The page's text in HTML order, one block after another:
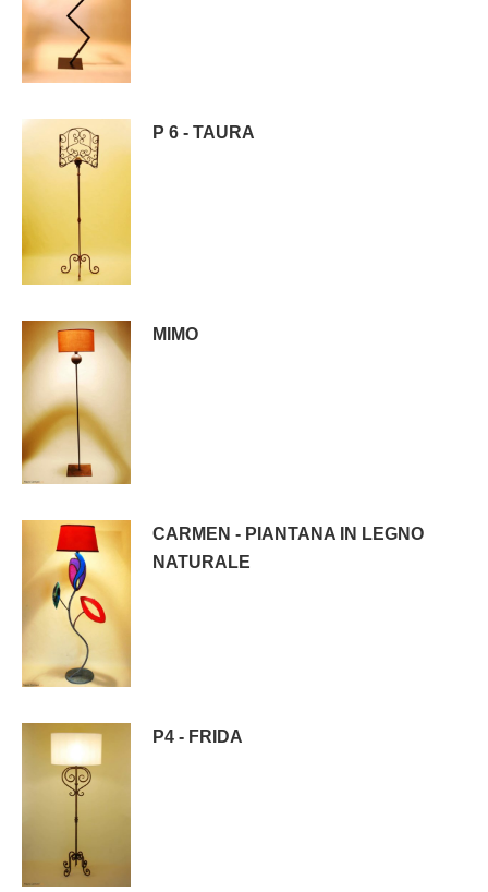
P 6 - TAURA
MIMO
CARMEN - PIANTANA IN LEGNO
NATURALE
P4 - FRIDA